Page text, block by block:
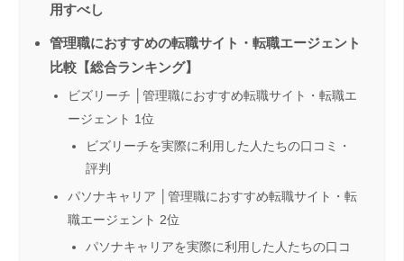
用すべし
管理職におすすめの転職サイト・転職エージェント
比較【総合ランキング】
ビズリーチ │管理職におすすめ転職サイト・転職エ
ージェント 1位
ビズリーチを実際に利用した人たちの口コミ・
評判
パソナキャリア │管理職におすすめ転職サイト・転
職エージェント 2位
パソナキャリアを実際に利用した人たちの口コ